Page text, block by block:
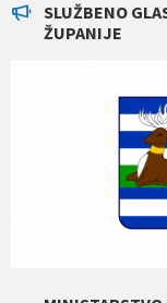
SLUŽBENO
ŽUPANIJE